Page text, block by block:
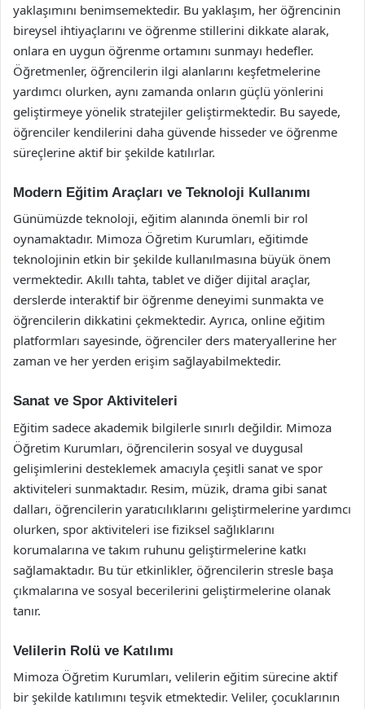
yaklaşımını benimsemektedir. Bu yaklaşım, her öğrencinin
bireysel ihtiyaçlarını ve öğrenme stillerini dikkate alarak,
onlara en uygun öğrenme ortamını sunmayı hedefler.
Öğretmenler, öğrencilerin ilgi alanlarını keşfetmelerine
yardımcı olurken, aynı zamanda onların güçlü yönlerini
geliştirmeye yönelik stratejiler geliştirmektedir. Bu sayede,
öğrenciler kendilerini daha güvende hisseder ve öğrenme
süreçlerine aktif bir şekilde katılırlar.
Modern Eğitim Araçları ve Teknoloji Kullanımı
Günümüzde teknoloji, eğitim alanında önemli bir rol
oynamaktadır. Mimoza Öğretim Kurumları, eğitimde
teknolojinin etkin bir şekilde kullanılmasına büyük önem
vermektedir. Akıllı tahta, tablet ve diğer dijital araçlar,
derslerde interaktif bir öğrenme deneyimi sunmakta ve
öğrencilerin dikkatini çekmektedir. Ayrıca, online eğitim
platformları sayesinde, öğrenciler ders materyallerine her
zaman ve her yerden erişim sağlayabilmektedir.
Sanat ve Spor Aktiviteleri
Eğitim sadece akademik bilgilerle sınırlı değildir. Mimoza
Öğretim Kurumları, öğrencilerin sosyal ve duygusal
gelişimlerini desteklemek amacıyla çeşitli sanat ve spor
aktiviteleri sunmaktadır. Resim, müzik, drama gibi sanat
dalları, öğrencilerin yaratıcılıklarını geliştirmelerine yardımcı
olurken, spor aktiviteleri ise fiziksel sağlıklarını
korumalarına ve takım ruhunu geliştirmelerine katkı
sağlamaktadır. Bu tür etkinlikler, öğrencilerin stresle başa
çıkmalarına ve sosyal becerilerini geliştirmelerine olanak
tanır.
Velilerin Rolü ve Katılımı
Mimoza Öğretim Kurumları, velilerin eğitim sürecine aktif
bir şekilde katılımını teşvik etmektedir. Veliler, çocuklarının